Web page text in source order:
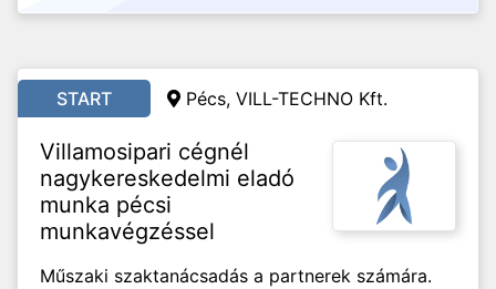
START Pécs, VILL-TECHNO Kft.
Villamosipari cégnél
nagykereskedelmi eladó
munka pécsi
munkavégzéssel
Műszaki szaktanácsadás a partnerek számára.